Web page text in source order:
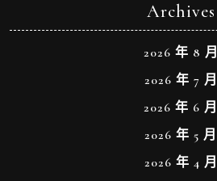
Archives
2026 年 8 月
2026 年 7 月
2026 年 6 月
2026 年 5 月
2026 年 4 月